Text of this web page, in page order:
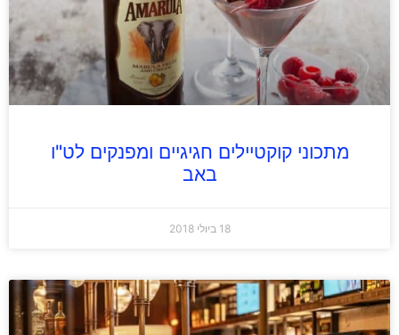
מתכוני קוקטיילים חגיגיים ומפנקים לט"ו
באב
18 ביולי 2018